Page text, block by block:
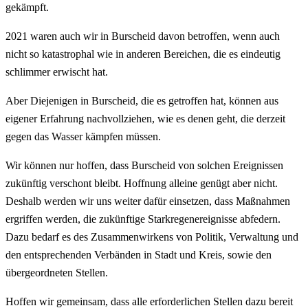
gekämpft.
2021 waren auch wir in Burscheid davon betroffen, wenn auch
nicht so katastrophal wie in anderen Bereichen, die es eindeutig
schlimmer erwischt hat.
Aber Diejenigen in Burscheid, die es getroffen hat, können aus
eigener Erfahrung nachvollziehen, wie es denen geht, die derzeit
gegen das Wasser kämpfen müssen.
Wir können nur hoffen, dass Burscheid von solchen Ereignissen
zukünftig verschont bleibt. Hoffnung alleine genügt aber nicht.
Deshalb werden wir uns weiter dafür einsetzen, dass Maßnahmen
ergriffen werden, die zukünftige Starkregenereignisse abfedern.
Dazu bedarf es des Zusammenwirkens von Politik, Verwaltung und
den entsprechenden Verbänden in Stadt und Kreis, sowie den
übergeordneten Stellen.
Hoffen wir gemeinsam, dass alle erforderlichen Stellen dazu bereit